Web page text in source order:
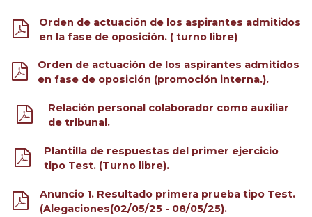
Orden de actuación de los aspirantes admitidos
en la fase de oposición. ( turno libre)
Orden de actuación de los aspirantes admitidos
en fase de oposición (promoción interna.).
Relación personal colaborador como auxiliar
de tribunal.
Plantilla de respuestas del primer ejercicio
tipo Test. (Turno libre).
Anuncio 1. Resultado primera prueba tipo Test.
(Alegaciones(02/05/25 - 08/05/25).